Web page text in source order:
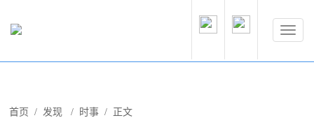
首页 /发现 / 时事 / 正文